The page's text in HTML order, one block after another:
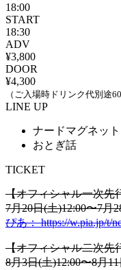
18:00
START
18:30
ADV
¥3,800
DOOR
¥4,300
（ご入場時ドリンク代別途
LINE UP
ナードマグネット
おとぎ話
TICKET
【オフィシャル一次先
7月20日(土)12:00〜7月
ぴあ：https://w.pia.jp/t/
【オフィシャル二次先
8月3日(土)12:00〜8月